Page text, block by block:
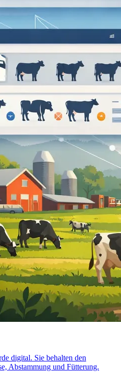
digital. Sie behalten den
Abstammung und Fütterung.